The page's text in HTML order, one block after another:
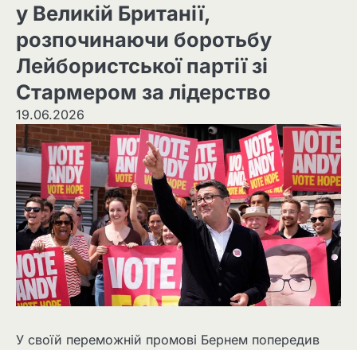
у Великій Британії,
розпочинаючи боротьбу
Лейбористської партії зі
Стармером за лідерство
19.06.2026
У своїй переможній промові Бернем попередив